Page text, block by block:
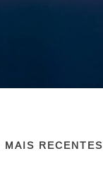
MAIS RECENTES